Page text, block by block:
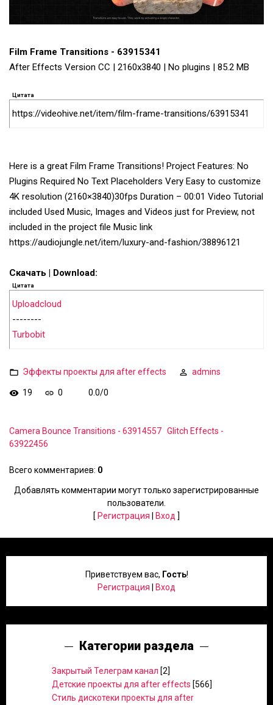
Film Frame Transitions - 63915341
After Effects Version CC | 2160x3840 | No plugins | 85.2 MB
Цитата
https://videohive.net/item/film-frame-transitions/63915341
Here is a great Film Frame Transitions! Project Features: No
Plugins Required No Text Placeholders Very Easy to customize
4K resolution (2160×3840)30fps Duration – 00:01 Video Tutorial
included Used Music, Images and Videos just for Preview, not
included in the project file Music link
https://audiojungle.net/item/luxury-and-fashion/38896121
Скачать | Download:
Цитата
Uploadcloud
--------
Turbobit
Эффекты проекты для after effects admins
19 0 0.0/0
Camera Bounce Transitions - 63914557 Glitch Effects -
63922456
Всего комментариев: 0
Добавлять комментарии могут только зарегистрированные
пользователи.
[ Регистрация Вход ]
Приветствуем вас, Гость!
Регистрация
Вход
Категории раздела
Закрытый Телеграм канал [2]
Детские проекты для after effects [566]
Стиль дискотеки проекты для after